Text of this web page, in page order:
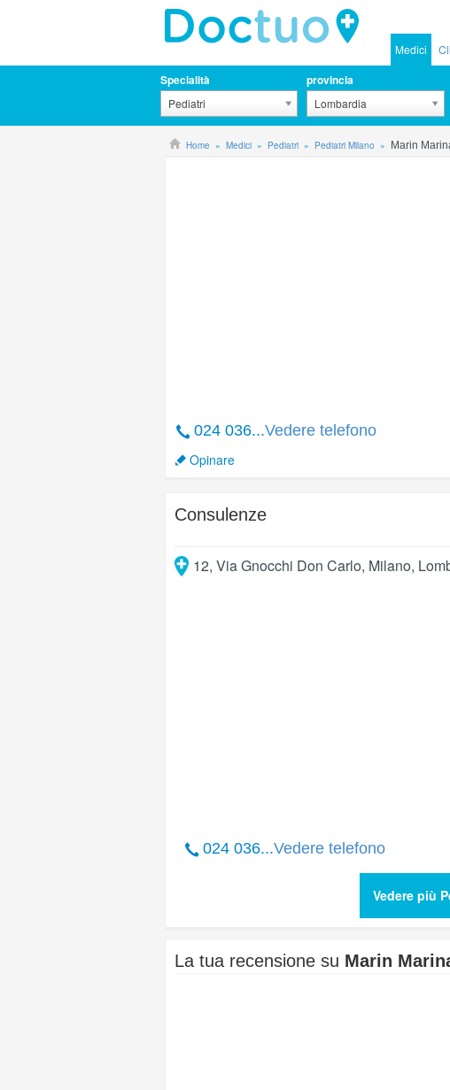
Medici
Specialità
Pediatri
provincia
Lombardia
Home Medici Pediatri Pediatri Milano Marin
024 036...Vedere telefono
Opinare
Consulenze
12, Via Gnocchi Don Carlo, Milano,
024 036...Vedere telefono
Vedere più
La tua recensione su Marin